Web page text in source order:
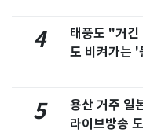
4
태풍도 "거
도 비켜가는
5
용산 거주 일
라이브방송